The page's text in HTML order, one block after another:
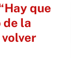
que
de la